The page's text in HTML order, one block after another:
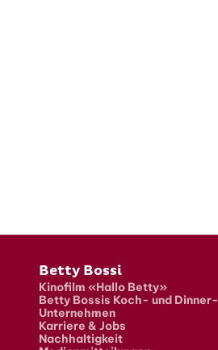
Fusszeile
Betty Bossi
Kinofilm «Hallo Betty»
Betty Bossis Koch- und
Unternehmen
Karriere & Jobs
Nachhaltigkeit